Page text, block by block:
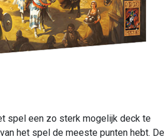
spel een zo sterk mogelijk deck te
het spel de meeste punten hebt. De